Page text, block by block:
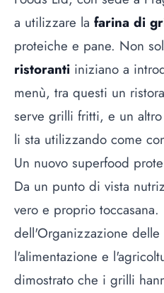
a utilizzare la farina di
proteiche e pane. Non
ristoranti iniziano a
menù, tra questi un
serve grilli fritti, e un
li sta utilizzando come
Un nuovo superfood
Da un punto di vista
vero e proprio toccasana.
dell'Organizzazione
l'alimentazione e
dimostrato che i grilli